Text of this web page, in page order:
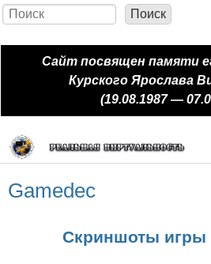
Перейти к основному содержанию
Skip to search
Форма поиска
Поиск
Сайт посвящен памяти
Курского Ярослава
(19.08.1987 —
Gamedec
Скриншоты игры